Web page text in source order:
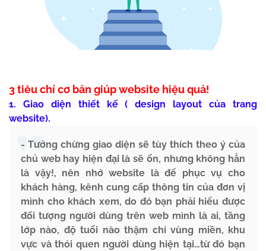
3 tiêu chí cơ bản giúp website hiệu quả!
1. Giao diện thiết kế ( design layout của trang
website).
- Tưởng chừng giao diện sẽ tùy thích theo ý của
chủ web hay hiện đại là sẽ ổn, nhưng không hẳn
là vậy!, nên nhớ website là để phục vụ cho
khách hàng, kênh cung cấp thông tin của đơn vị
mình cho khách xem, do đó bạn phải hiểu được
đối tượng người dùng trên web mình là ai, tầng
lớp nào, độ tuổi nào thậm chí vùng miền, khu
vực và thói quen người dùng hiện tại…từ đó bạn